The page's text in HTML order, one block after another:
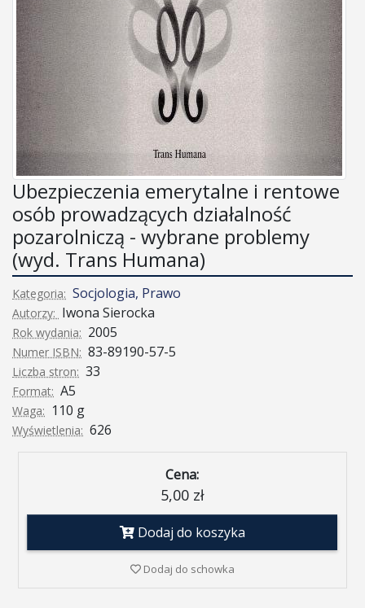
Ubezpieczenia emerytalne i rentowe
osób prowadzących działalność
pozarolniczą - wybrane problemy
(wyd. Trans Humana)
Kategoria: Socjologia, Prawo
Autorzy: Iwona Sierocka
Rok wydania: 2005
Numer ISBN: 83-89190-57-5
Liczba stron: 33
Format: A5
Waga: 110 g
Wyświetlenia: 626
Cena:
5,00 zł
Dodaj do koszyka
Dodaj do schowka